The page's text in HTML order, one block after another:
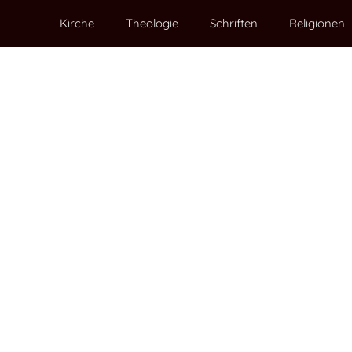
Kirche Theologie Schriften Religionen